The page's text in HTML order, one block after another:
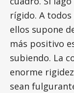
rígido. A
ellos supone
más positivo
subiendo. La
enorme
sean